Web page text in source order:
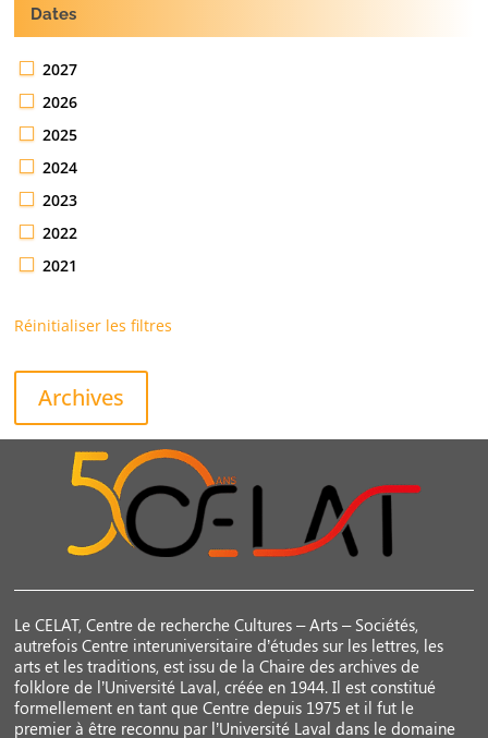
Dates
2027
2026
2025
2024
2023
2022
2021
Réinitialiser les filtres
Archives
Le CELAT, Centre de recherche Cultures – Arts – Sociétés,
autrefois Centre interuniversitaire d’études sur les lettres, les
arts et les traditions, est issu de la Chaire des archives de
folklore de l’Université Laval, créée en 1944. Il est constitué
formellement en tant que Centre depuis 1975 et il fut le
premier à être reconnu par l’Université Laval dans le domaine